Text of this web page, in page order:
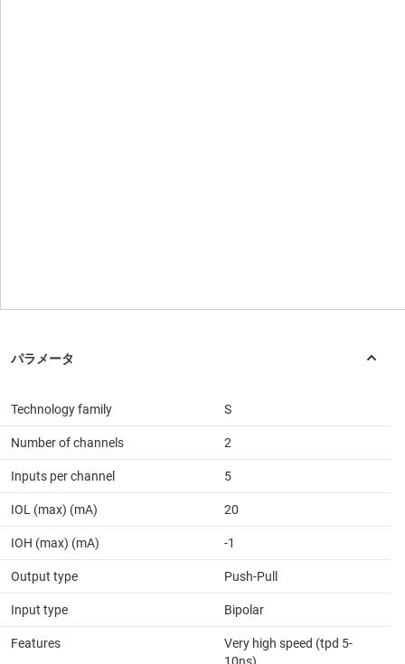
Technology family S
Number of channels 2
Inputs per channel 5
IOL (max) (mA) 20
IOH (max) (mA) -1
Output type Push-Pull
Input type Bipolar
Features
Very high speed (tpd 5-